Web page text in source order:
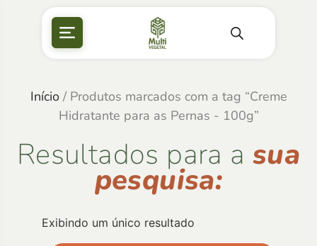
Início/ Produtos marcados com a tag “Creme
Hidratante para as Pernas - 100g”
Resultados para a sua
pesquisa:
Exibindo um único resultado